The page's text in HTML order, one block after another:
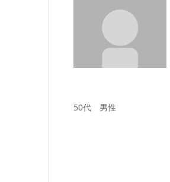
50代 男性